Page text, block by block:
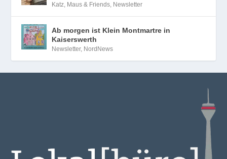
Katz, Maus & Friends, Newsletter
Ab morgen ist Klein Montmartre in
Kaiserswerth
Newsletter, NordNews